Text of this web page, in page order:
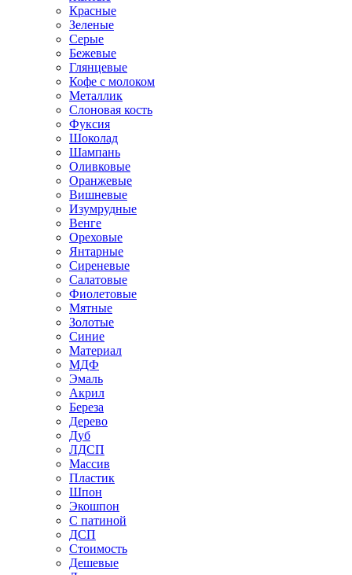
Красные
Зеленые
Серые
Бежевые
Глянцевые
Кофе с молоком
Металлик
Слоновая кость
Фуксия
Шоколад
Шампань
Оливковые
Оранжевые
Вишневые
Изумрудные
Венге
Ореховые
Янтарные
Сиреневые
Салатовые
Фиолетовые
Мятные
Золотые
Синие
Материал
МДФ
Эмаль
Акрил
Береза
Дерево
Дуб
ЛДСП
Массив
Пластик
Шпон
Экошпон
С патиной
ДСП
Стоимость
Дешевые